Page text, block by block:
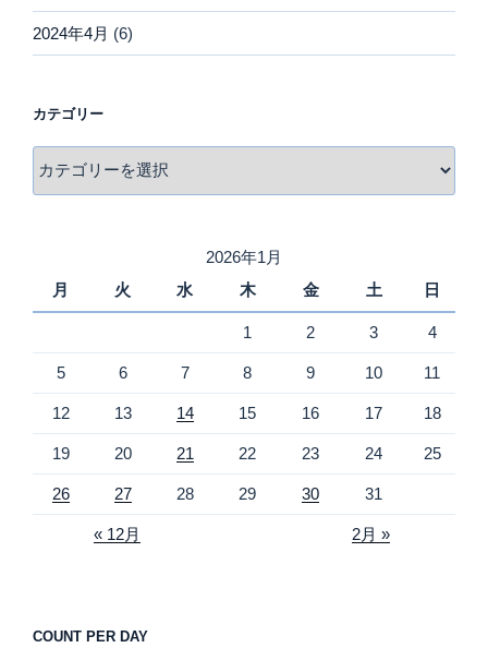
2024年4月 (6)
カテゴリー
テ
2026年1月
月
火 水 木 金 土 日
1 2 3 4
5 6 7 8 9 10 11
12 13 14 15 16 17 18
19 20 21 22 23 24 25
26 27 28 29 30 31
« 12月 2月 »
COUNT PER DAY